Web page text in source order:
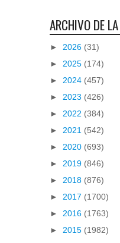
ARCHIVO DE
► 2026 (31)
► 2025 (174)
► 2024 (457)
► 2023 (426)
► 2022 (384)
► 2021 (542)
► 2020 (693)
► 2019 (846)
► 2018 (876)
► 2017 (1700)
► 2016 (1763)
► 2015 (1982)